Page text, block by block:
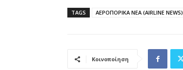
TAGS ΑΕΡΟΠΟΡΙΚΑ ΝΕΑ (AIRLINE NEWS)
Κοινοποίηση